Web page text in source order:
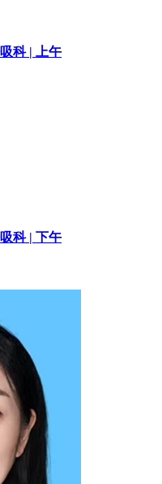
科 | 上午
科 | 下午